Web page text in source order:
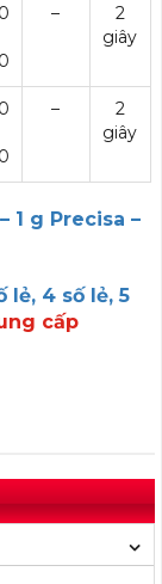
–
2
giây
–
2
giây
1 g Precisa –
lẻ, 4 số lẻ, 5
cấp